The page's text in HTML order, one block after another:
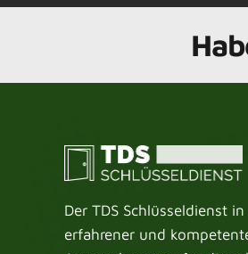
Der TDS Schlüsseldienst
erfahrener und